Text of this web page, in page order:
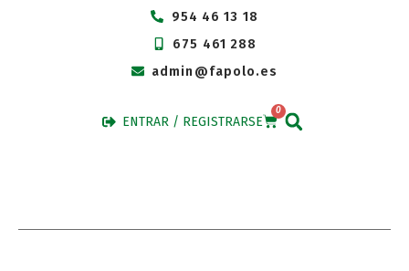
954 46 13 18
675 461 288
admin@fapolo.es
ENTRAR / REGISTRARSE
0